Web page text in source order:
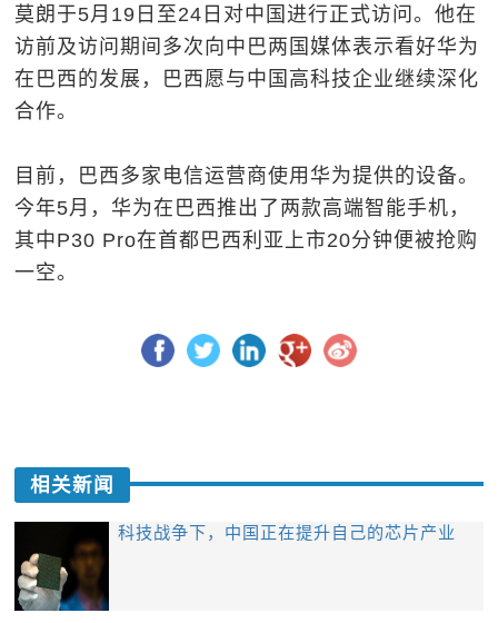
莫朗于5月19日至24日对中国进行正式访问。他在
访前及访问期间多次向中巴两国媒体表示看好华为
在巴西的发展，巴西愿与中国高科技企业继续深化
合作。
目前，巴西多家电信运营商使用华为提供的设备。
今年5月，华为在巴西推出了两款高端智能手机，
其中P30 Pro在首都巴西利亚上市20分钟便被抢购
一空。
相关新闻
科技战争下，中国正在提升自己的芯片产业